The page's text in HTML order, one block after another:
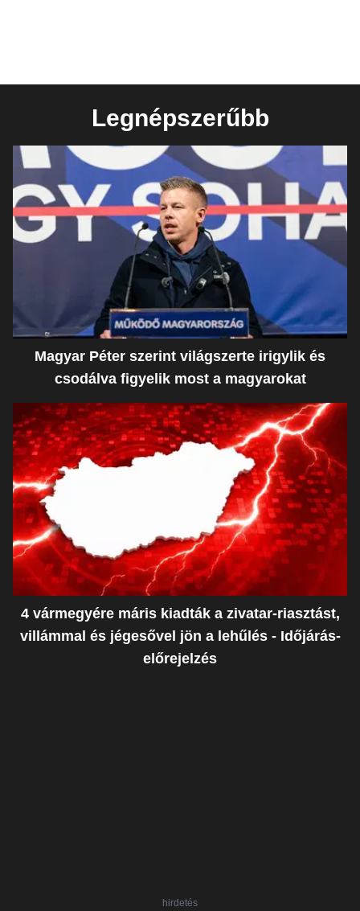
Legnépszerűbb
Magyar Péter szerint világszerte irigylik és
csodálva figyelik most a magyarokat
4 vármegyére máris kiadták a zivatar-riasztást,
villámmal és jégesővel jön a lehűlés - Időjárás-
előrejelzés
hirdetés